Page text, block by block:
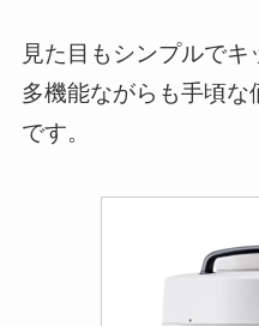
見た目もシンプルでキ
多機能ながらも手頃な
です。